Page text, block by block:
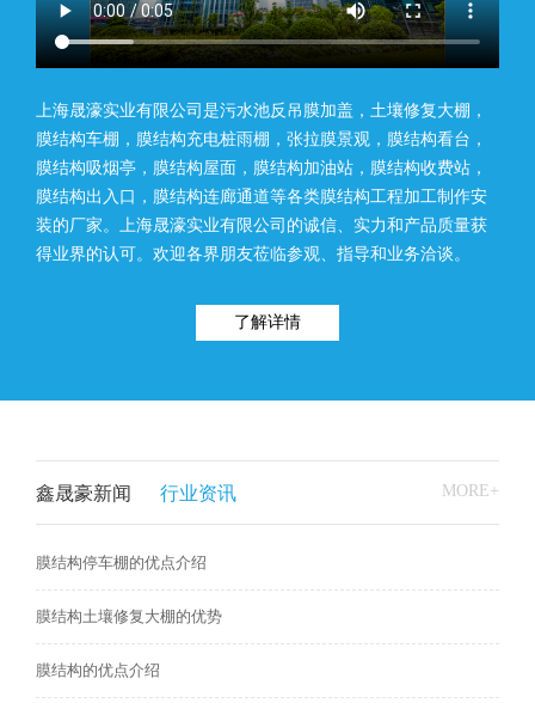
上海晟濠实业有限公司是污水池反吊膜加盖，土壤修复大棚，
膜结构车棚，膜结构充电桩雨棚，张拉膜景观，膜结构看台，
膜结构吸烟亭，膜结构屋面，膜结构加油站，膜结构收费站，
膜结构出入口，膜结构连廊通道等各类膜结构工程加工制作安
装的厂家。上海晟濠实业有限公司的诚信、实力和产品质量获
得业界的认可。欢迎各界朋友莅临参观、指导和业务洽谈。
了解详情
鑫晟豪新闻 行业资讯 MORE+
膜结构停车棚的优点介绍
膜结构土壤修复大棚的优势
膜结构的优点介绍